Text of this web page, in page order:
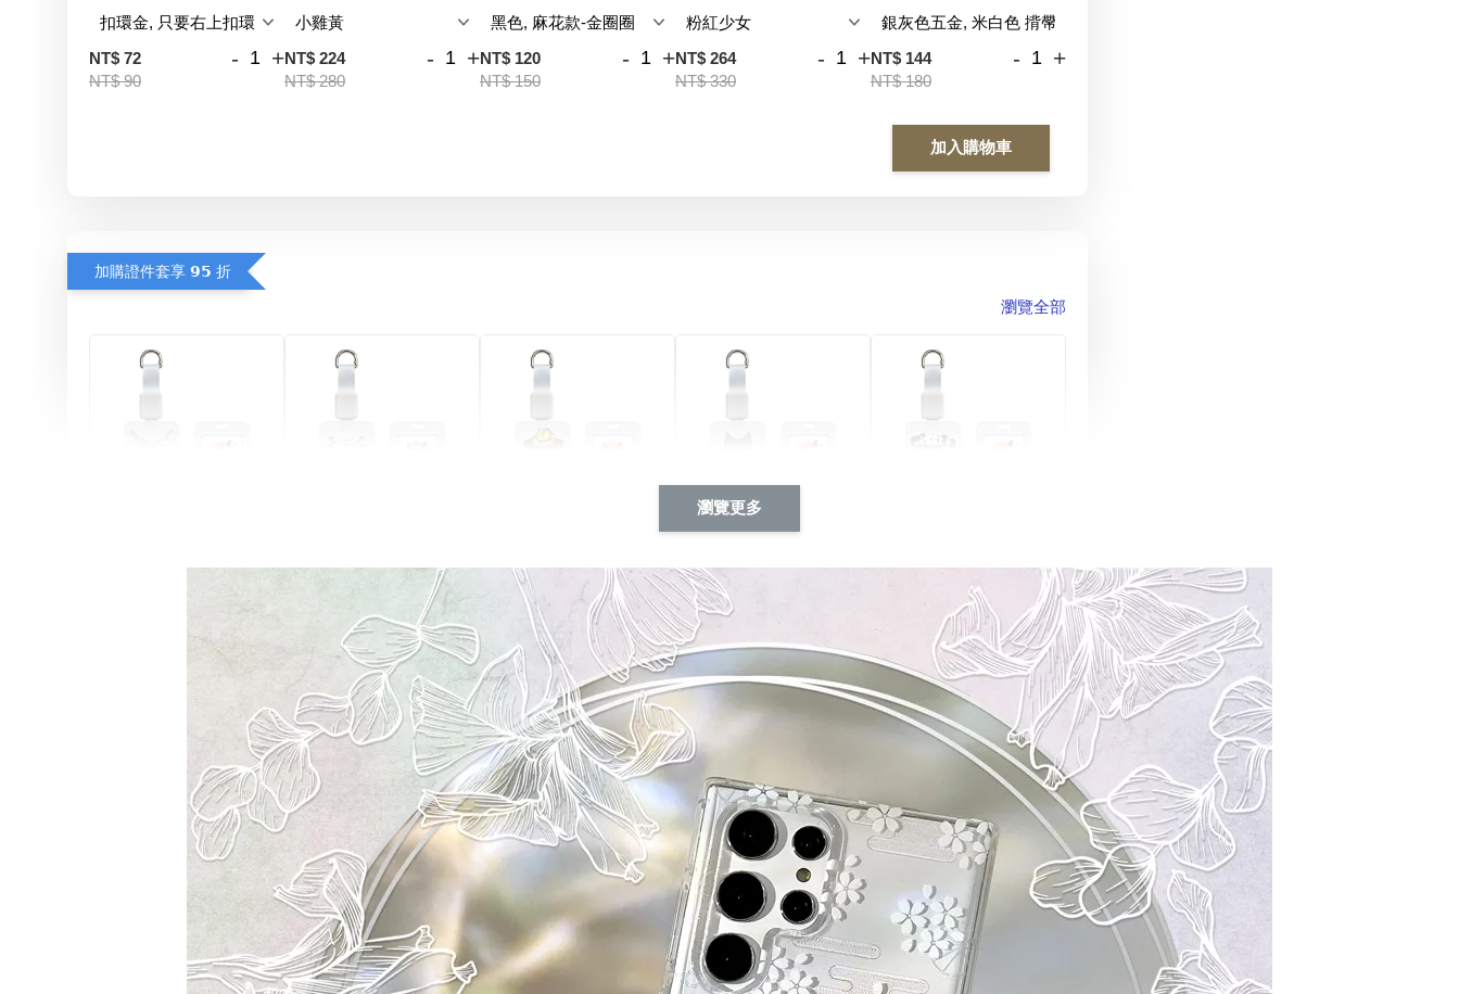
NT$ 72
NT$ 90
- +NT$ 224
NT$ 280
- +NT$ 120
NT$ 150
- +NT$ 264
NT$ 330
- +NT$ 144
NT$ 180
- +
加入購物車
加購證件套享 𝟵𝟱 折
瀏覽全部
系列 滑蓋式證件套(附伸
縮卡扣) CSAA05
NT$ 225
+
系列 滑蓋式證件套(附伸
縮卡扣) CSAA14
NT$ 214
NT$ 225
- +
人化系列 滑蓋式證件套
(附伸縮卡扣) CSAA26
NT$ 214
NT$ 225
化系列 滑蓋式證件套(附
伸縮卡扣) CSAA16
NT$ 214
NT$ 225
- +
加入購物車
加購配件包折 $𝟯𝟬
瀏覽更多